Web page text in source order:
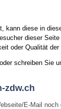
kann diese in
dieser
oder Qualität der
schreiben Sie
zdw.ch
E-Mail